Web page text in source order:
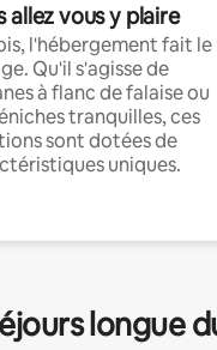
allez vous y plaire
l'hébergement fait le
Qu'il s'agisse de
à flanc de falaise ou
tranquilles, ces
sont dotées de
uniques.
longue